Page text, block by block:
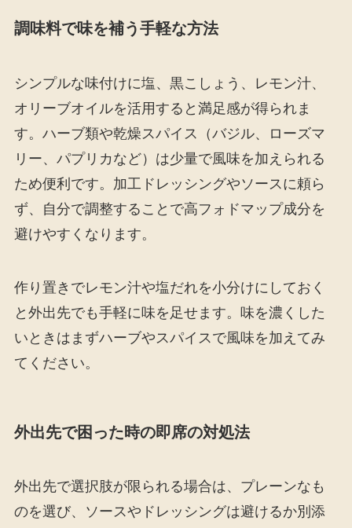
調味料で味を補う手軽な方法
シンプルな味付けに塩、黒こしょう、レモン汁、
オリーブオイルを活用すると満足感が得られま
す。ハーブ類や乾燥スパイス（バジル、ローズマ
リー、パプリカなど）は少量で風味を加えられる
ため便利です。加工ドレッシングやソースに頼ら
ず、自分で調整することで高フォドマップ成分を
避けやすくなります。
作り置きでレモン汁や塩だれを小分けにしておく
と外出先でも手軽に味を足せます。味を濃くした
いときはまずハーブやスパイスで風味を加えてみ
てください。
外出先で困った時の即席の対処法
外出先で選択肢が限られる場合は、プレーンなも
のを選び、ソースやドレッシングは避けるか別添